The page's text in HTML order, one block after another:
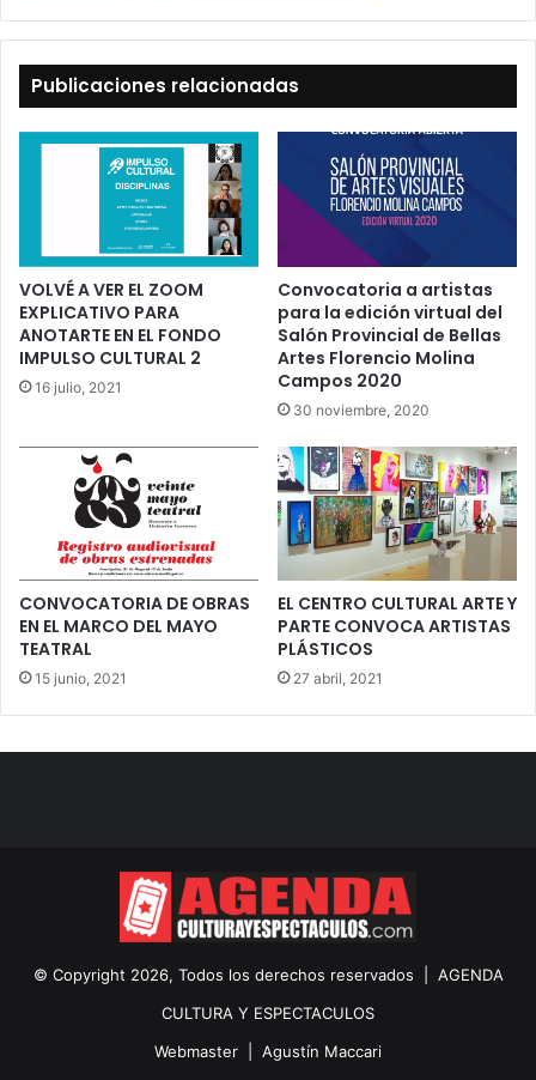
Publicaciones relacionadas
VOLVÉ A VER EL ZOOM
EXPLICATIVO PARA
ANOTARTE EN EL FONDO
IMPULSO CULTURAL 2
16 julio, 2021
Convocatoria a artistas
para la edición virtual del
Salón Provincial de Bellas
Artes Florencio Molina
Campos 2020
30 noviembre, 2020
CONVOCATORIA DE OBRAS
EN EL MARCO DEL MAYO
TEATRAL
15 junio, 2021
EL CENTRO CULTURAL ARTE Y
PARTE CONVOCA ARTISTAS
PLÁSTICOS
27 abril, 2021
© Copyright 2026, Todos los derechos reservados | AGENDA
CULTURA Y ESPECTACULOS
Webmaster | Agustín Maccari